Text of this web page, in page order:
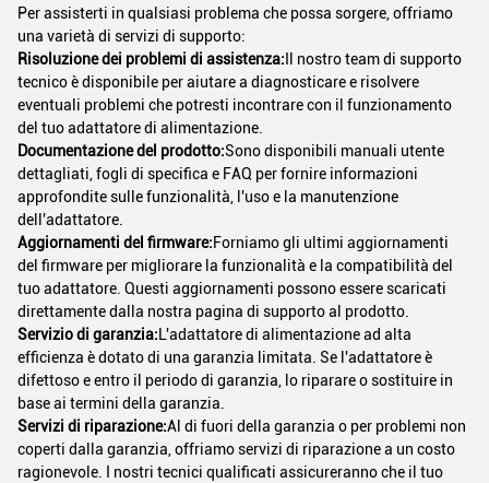
Per assisterti in qualsiasi problema che possa sorgere, offriamo
una varietà di servizi di supporto:
Risoluzione dei problemi di assistenza: Il nostro team di supporto
tecnico è disponibile per aiutare a diagnosticare e risolvere
eventuali problemi che potresti incontrare con il funzionamento
del tuo adattatore di alimentazione.
Documentazione del prodotto:Sono disponibili manuali utente
dettagliati, fogli di specifica e FAQ per fornire informazioni
approfondite sulle funzionalità, l'uso e la manutenzione
dell'adattatore.
Aggiornamenti del firmware:Forniamo gli ultimi aggiornamenti
del firmware per migliorare la funzionalità e la compatibilità del
tuo adattatore. Questi aggiornamenti possono essere scaricati
direttamente dalla nostra pagina di supporto al prodotto.
Servizio di garanzia: L'adattatore di alimentazione ad alta
efficienza è dotato di una garanzia limitata. Se l'adattatore è
difettoso e entro il periodo di garanzia, lo riparare o sostituire in
base ai termini della garanzia.
Servizi di riparazione:Al di fuori della garanzia o per problemi non
coperti dalla garanzia, offriamo servizi di riparazione a un costo
ragionevole. I nostri tecnici qualificati assicureranno che il tuo